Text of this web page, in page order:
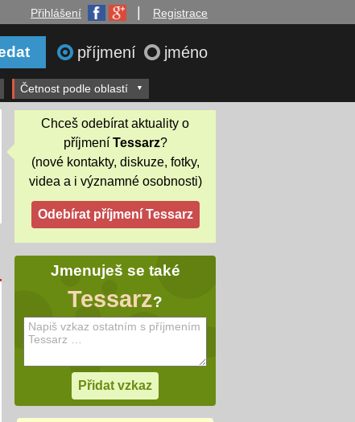
Přihlášení Registrace
příjmení jméno
Četnost podle oblastí
Chceš odebírat aktuality o
příjmení Tessarz?
(nové kontakty, diskuze, fotky,
videa a i významné osobnosti)
Jmenuješ se také
Tessarz?